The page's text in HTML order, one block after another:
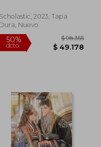
Scholastic, 2023, Tapa
Dura, Nuevo